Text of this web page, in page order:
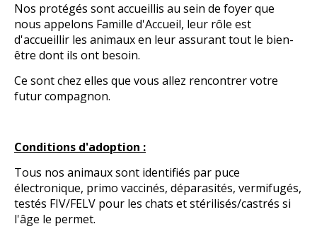
Nos protégés sont accueillis au sein de foyer que
nous appelons Famille d'Accueil, leur rôle est
d'accueillir les animaux en leur assurant tout le bien-
être dont ils ont besoin.
Ce sont chez elles que vous allez rencontrer votre
futur compagnon.
Conditions d'adoption :
Tous nos animaux sont identifiés par puce
électronique, primo vaccinés, déparasités, vermifugés,
testés FIV/FELV pour les chats et stérilisés/castrés si
l'âge le permet.